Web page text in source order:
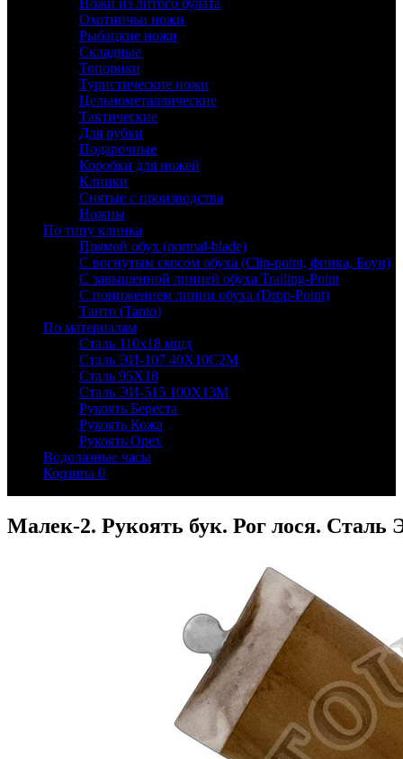
Ножи из литого булата
Охотничьи ножи
Рыбацкие ножи
Складные
Топорики
Туристические ножи
Цельнометаллические
Тактические
Для рубки
Подарочные
Коробки для ножей
Клинки
Снятые с производства
Ножны
По типу клинка
Прямой обух (normal-blade)
С вогнутым скосом обуха (Clip-point, финка, Боуи)
С завышенной линией обуха Trailing-Point
С понижением линии обуха (Drop-Point)
Танто (Tanto)
По материалам
Сталь 110х18 мшд
Сталь ЭИ-107 40Х10С2М
Сталь 95Х18
Сталь ЭИ-515 100Х13М
Рукоять Береста
Рукоять Кожа
Рукоять Орех
Водолазные часы
Корзина 0
Малек-2. Рукоять бук. Рог лося. Сталь